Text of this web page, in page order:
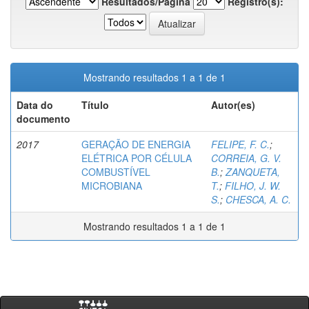
Mostrando resultados 1 a 1 de 1
Data do
documento
Título Autor(es)
2017
GERAÇÃO DE ENERGIA
ELÉTRICA POR CÉLULA
COMBUSTÍVEL
MICROBIANA
FELIPE, F. C.;
CORREIA, G. V.
B.;ZANQUETA,
T.; FILHO, J. W.
S.; CHESCA, A. C.
Mostrando resultados 1 a 1 de 1